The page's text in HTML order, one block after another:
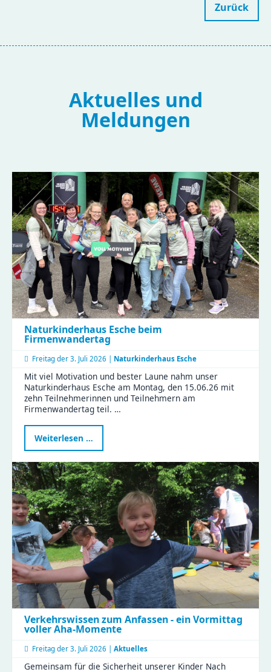
Zurück
Aktuelles und
Meldungen
Naturkinderhaus Esche beim
Firmenwandertag
Freitag der 3. Juli 2026 | Naturkinderhaus Esche
Mit viel Motivation und bester Laune nahm unser
Naturkinderhaus Esche am Montag, den 15.06.26 mit
zehn Teilnehmerinnen und Teilnehmern am
Firmenwandertag teil. …
Weiterlesen …
Esche
beim
Firmenwandertag
Verkehrswissen zum Anfassen - ein Vormittag
voller Aha-Momente
Freitag der 3. Juli 2026 | Aktuelles
Gemeinsam für die Sicherheit unserer Kinder Nach